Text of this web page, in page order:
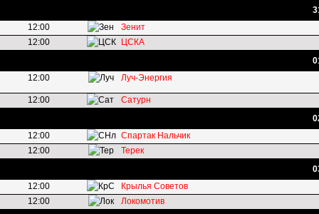
12:00
Зенит
12:00
ЦСКА
12:00
Луч-Энергия
12:00
Сатурн
12:00
Спартак Нальчик
12:00
Терек
12:00
Крылья Советов
12:00
Локомотив